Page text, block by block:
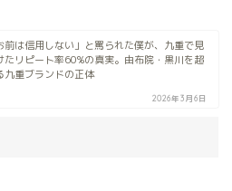
前は信用しない」と罵られた僕が、九重で見
たリピート率60%の真実。由布院・黒川を超
九重ブランドの正体
2026年3月6日